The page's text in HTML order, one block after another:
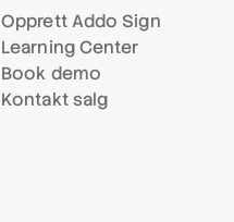
Opprett Addo Sign
Learning Center
Book demo
Kontakt salg